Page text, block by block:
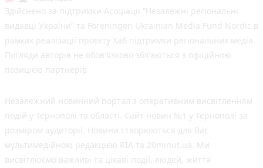
Здійснено за підтримки Асоціації “Незалежні регіональні
видавці України” та Foreningen Ukrainian Media Fund Nordic в
рамках реалізації проєкту Хаб підтримки регіональних медіа.
Погляди авторів не обов'язково збігаються з офіційною
позицією партнерів
Незалежний новинний портал з оперативним висвітленням
подій у Тернополі та області. Сайт новин №1 у Тернополі за
розміром аудиторії. Новини створюються для Вас
мультимедійною редакцією RIA та 20minut.ua. Ми
висвітлюємо важливі та цікаві події, людей, життя